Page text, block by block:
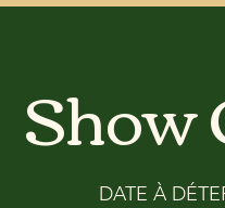
Show
DATE À